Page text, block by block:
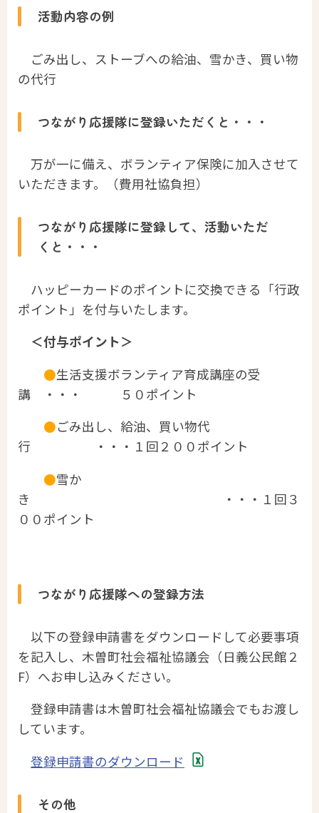
活動内容の例
ごみ出し、ストーブへの給油、雪かき、買い物
の代行
つながり応援隊に登録いただくと・・・
万が一に備え、ボランティア保険に加入させて
いただきます。（費用社協負担）
つながり応援隊に登録して、活動いただ
くと・・・
ハッピーカードのポイントに交換できる「行政
ポイント」を付与いたします。
＜付与ポイント＞
●生活支援ボランティア育成講座の受
講 ・・・ ５０ポイント
●ごみ出し、給油、買い物代
行 ・・・１回２００ポイント
●雪か
き ・・・１回３
００ポイント
つながり応援隊への登録方法
以下の登録申請書をダウンロードして必要事項
を記入し、木曽町社会福祉協議会（日義公民館２
F）へお申し込みください。
登録申請書は木曽町社会福祉協議会でもお渡し
しています。
登録申請書のダウンロード
その他